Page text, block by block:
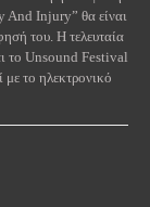
And Injury” θα είναι
του. Η τελευταία
το Unsound Festival
με το ηλεκτρονικό